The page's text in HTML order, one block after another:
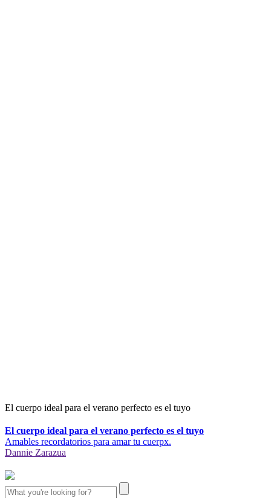
El cuerpo ideal para el verano perfecto es el tuyo
El cuerpo ideal para el verano perfecto es el tuyo
Amables recordatorios para amar tu cuerpx.
Dannie Zarazua